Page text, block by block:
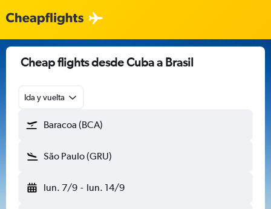
Cheap flights desde Cuba a Brasil
Ida y vuelta
Baracoa (BCA)
São Paulo (GRU)
lun. 7/9 - lun. 14/9